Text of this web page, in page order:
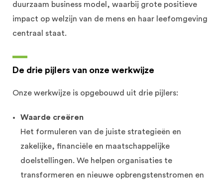
duurzaam business model, waarbij grote positieve
impact op welzijn van de mens en haar leefomgeving
centraal staat.
De drie pijlers van onze werkwijze
Onze werkwijze is opgebouwd uit drie pijlers:
Waarde creëren
Het formuleren van de juiste strategieën en
zakelijke, financiële en maatschappelijke
doelstellingen. We helpen organisaties te
transformeren en nieuwe opbrengstenstromen en